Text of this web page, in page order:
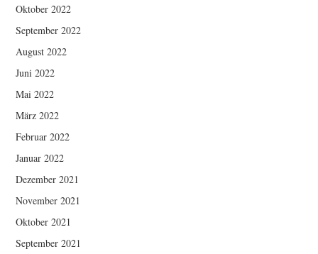
Oktober 2022
September 2022
August 2022
Juni 2022
Mai 2022
März 2022
Februar 2022
Januar 2022
Dezember 2021
November 2021
Oktober 2021
September 2021